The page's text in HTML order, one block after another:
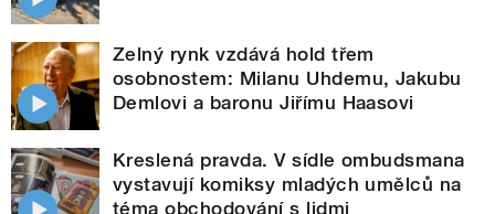
Zelný rynk vzdává hold třem
osobnostem: Milanu Uhdemu, Jakubu
Demlovi a baronu Jiřímu Haasovi
Kreslená pravda. V sídle ombudsmana
vystavují komiksy mladých umělců na
téma obchodování s lidmi